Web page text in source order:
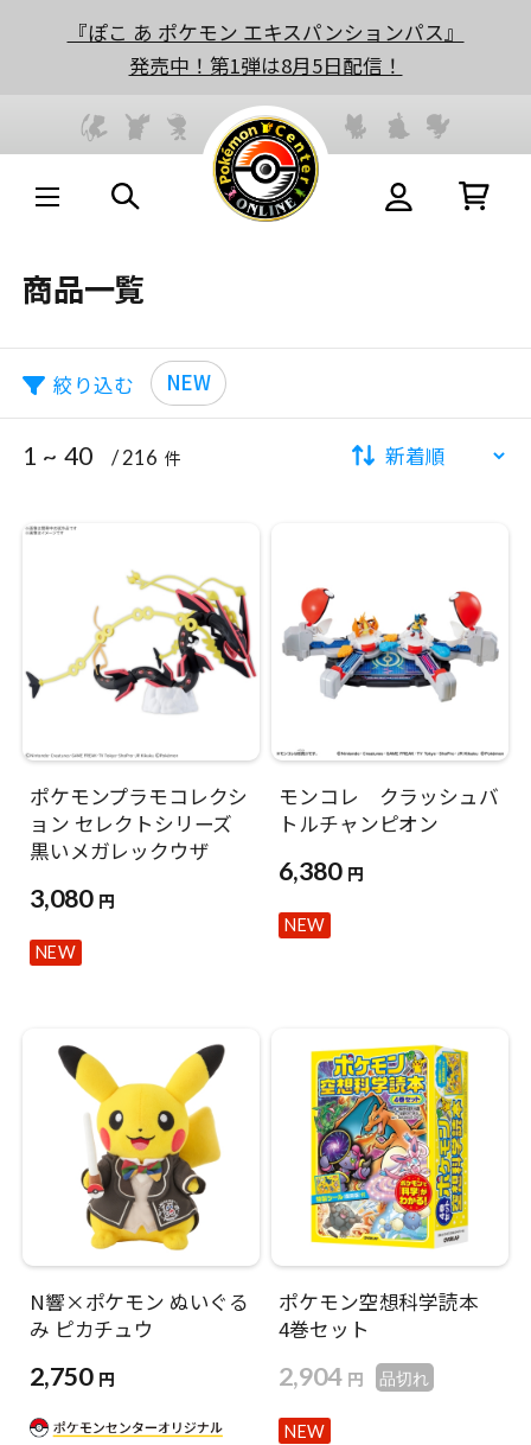
『ぽこ あ ポケモン エキスパンションパス』
発売中！第1弾は8月5日配信！
商品一覧
絞り込む NEW
1 ~ 40 / 216 件
ポケモンプラモコレクシ
ョン セレクトシリーズ
黒いメガレックウザ
3,080 円
NEW
モンコレ クラッシュバ
トルチャンピオン
6,380 円
NEW
N響×ポケモン ぬいぐる
み ピカチュウ
2,750 円
ポケモン空想科学読本
4巻セット
2,904 円 品切れ
NEW